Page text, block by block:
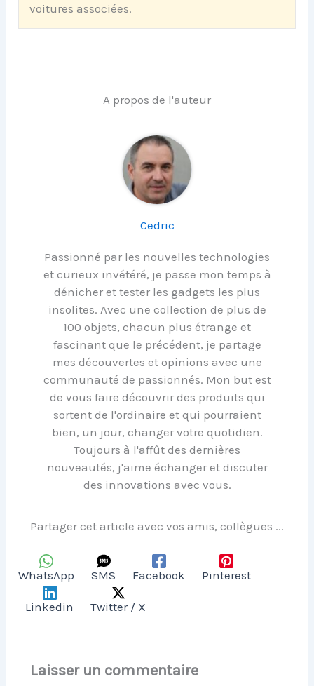
voitures associées.
A propos de l'auteur
Cedric
Passionné par les nouvelles technologies
et curieux invétéré, je passe mon temps à
dénicher et tester les gadgets les plus
insolites. Avec une collection de plus de
100 objets, chacun plus étrange et
fascinant que le précédent, je partage
mes découvertes et opinions avec une
communauté de passionnés. Mon but est
de vous faire découvrir des produits qui
sortent de l'ordinaire et qui pourraient
bien, un jour, changer votre quotidien.
Toujours à l'affût des dernières
nouveautés, j'aime échanger et discuter
des innovations avec vous.
Partager cet article avec vos amis, collègues ...
WhatsApp SMS Facebook Pinterest
Linkedin Twitter / X
Laisser un commentaire